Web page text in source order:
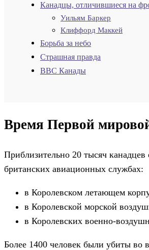
Канадцы, отличившиеся на
Уильям Баркер
Клиффорд Маккей
Борьба за небо
Страшная правда
ВВС Канады
Время Первой
Приблизительно 20 тысяч
британских авиационных службах:
в Королевском летающем
в Королевской морской
в Королевских военно-
Более 1400 человек были убиты во